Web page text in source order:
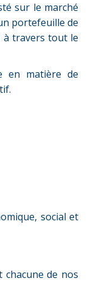
sur le marché
portefeuille de
à travers tout le
en matière de
social et
de nos